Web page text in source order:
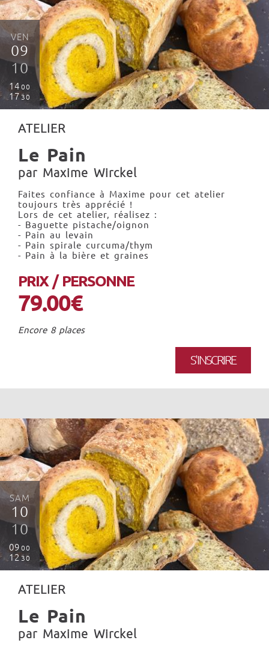
VEN
09
10
14 00
17 30
ATELIER
Le Pain
par Maxime Wirckel
Faites confiance à Maxime pour cet atelier
toujours très apprécié !
Lors de cet atelier, réalisez :
- Baguette pistache/oignon
- Pain au levain
- Pain spirale curcuma/thym
- Pain à la bière et graines
PRIX / PERSONNE
79.00€
Encore 8 places
S'INSCRIRE
SAM
10
10
09 00
12 30
ATELIER
Le Pain
par Maxime Wirckel